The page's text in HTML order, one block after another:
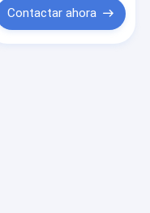
Contactar ahora